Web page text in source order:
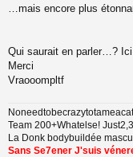
…mais encore plus
Qui saurait en parler…?
Merci
Vraooompltf
Team 200+Whatelse!
La Donk bodybuildée
Sans Se7ener J'suis